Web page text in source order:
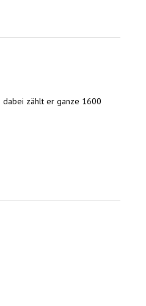
dabei zählt er ganze 1600